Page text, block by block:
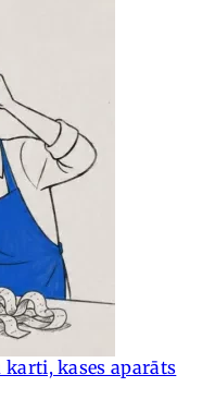
kases aparāts